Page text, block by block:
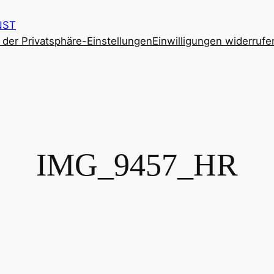
Privatsphäre-EinstellungenEinwilligungen
IMG_9457_HR